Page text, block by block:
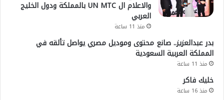
والاعلام ال UN MTC بالمملكة ودول الخليج
العربي
منذ 11 ساعة
بدر عبدالعزيز.. صانع محتوى وموديل مصري يواصل تألقه في
المملكة العربية السعودية
منذ 11 ساعة
خليك فاكر
منذ 16 ساعة